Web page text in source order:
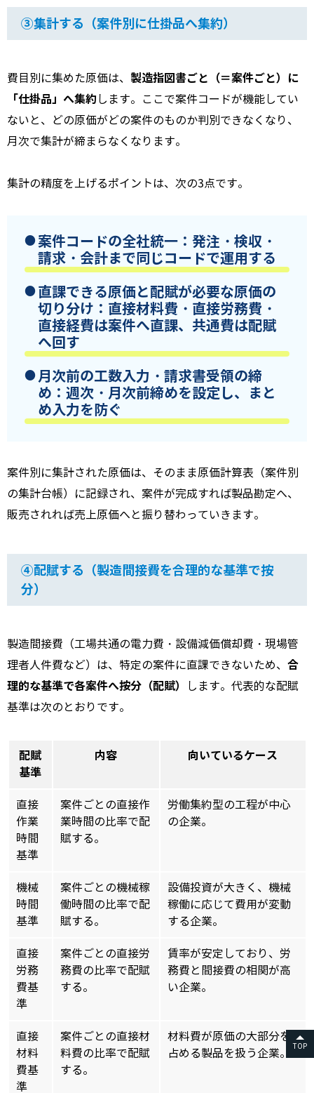
③集計する（案件別に仕掛品へ集約）
費目別に集めた原価は、 製造指図書ごと（＝案件ごと）に
「仕掛品」へ集約 します。ここで案件コードが機能してい
ないと、どの原価がどの案件のものか判別できなくなり、
月次で集計が締まらなくなります。
集計の精度を上げるポイントは、次の3点です。
案件コードの全社統一 ：発注・検収・
請求・会計まで同じコードで運用する
直課できる原価と配賦が必要な原価の
切り分け ：直接材料費・直接労務費・
直接経費は案件へ直課、共通費は配賦
へ回す
月次前の工数入力・請求書受領の締
め ：週次・月次前締めを設定し、まと
め入力を防ぐ
案件別に集計された原価は、そのまま原価計算表（案件別
の集計台帳）に記録され、案件が完成すれば製品勘定へ、
販売されれば売上原価へと振り替わっていきます。
④配賦する（製造間接費を合理的な基準で按
分）
製造間接費（工場共通の電力費・設備減価償却費・現場管
理者人件費など）は、特定の案件に直課できないため、 合
理的な基準で各案件へ按分（配賦）
します。代表的な配賦
基準は次のとおりです。
配賦
基準
内容 向いているケース
直接
作業
時間
基準
案件ごとの直接作
業時間の比率で配
賦する。
労働集約型の工程が中心
の企業。
機械
時間
基準
案件ごとの機械稼
働時間の比率で配
賦する。
設備投資が大きく、機械
稼働に応じて費用が変動
する企業。
直接
労務
費基
準
案件ごとの直接労
務費の比率で配賦
する。
賃率が安定しており、労
務費と間接費の相関が高
い企業。
直接
材料
費基
準
案件ごとの直接材
料費の比率で配賦
する。
材料費が原価の大部分を
占める製品を扱う企業。
TOP